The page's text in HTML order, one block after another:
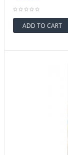
ADD TO CART